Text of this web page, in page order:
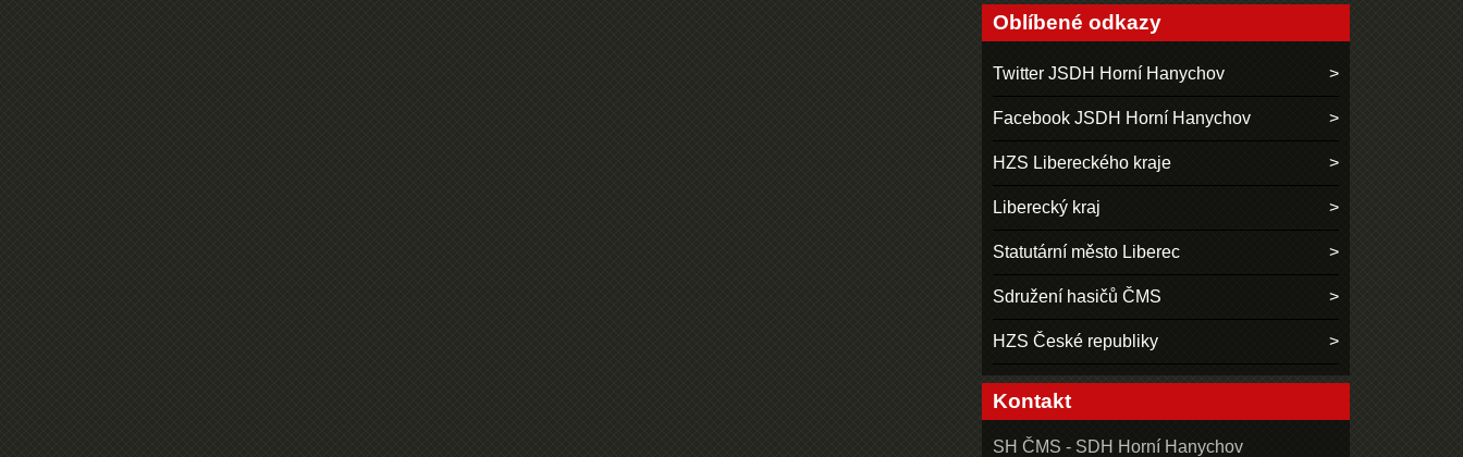
Oblíbené odkazy
Twitter JSDH Horní Hanychov
Facebook JSDH Horní Hanychov
HZS Libereckého kraje
Liberecký kraj
Statutární město Liberec
Sdružení hasičů ČMS
HZS České republiky
Kontakt
SH ČMS - SDH Horní Hanychov